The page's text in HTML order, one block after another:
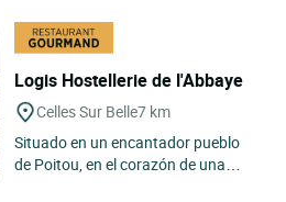
Logis Hostellerie de l'Abbaye
Celles Sur Belle7 km
Situado en un encantador pueblo
de Poitou, en el corazón de una